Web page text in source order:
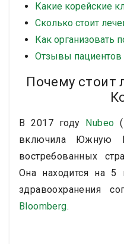
Какие корейские
Сколько стоит
Как организовать
Отзывы пациентов
Почему стоит
В 2017 году Nubeo
включила Южную
востребованных
Она находится на 5
здравоохранения
Bloomberg.